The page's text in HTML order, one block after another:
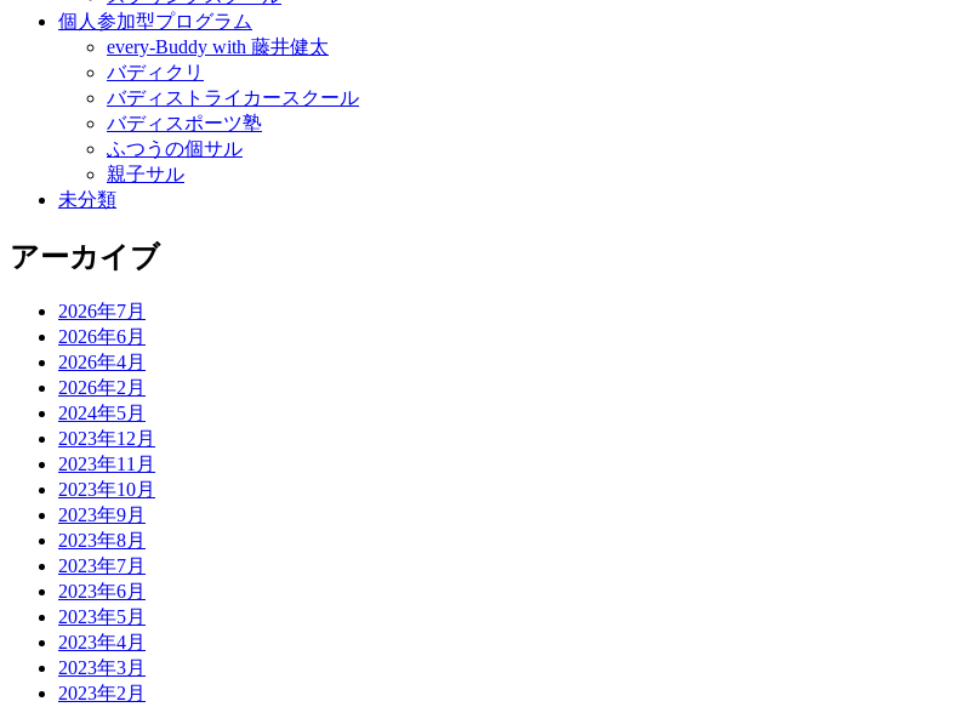
個人参加型プログラム
every-Buddy with 藤井健太
バディクリ
バディストライカースクール
バディスポーツ塾
ふつうの個サル
親子サル
未分類
アーカイブ
2026年7月
2026年6月
2026年4月
2026年2月
2024年5月
2023年12月
2023年11月
2023年10月
2023年9月
2023年8月
2023年7月
2023年6月
2023年5月
2023年4月
2023年3月
2023年2月